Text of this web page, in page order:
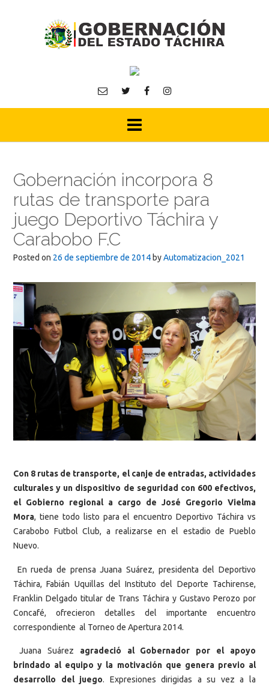
Gobernación incorpora 8
rutas de transporte para
juego Deportivo Táchira y
Carabobo F.C
Posted on 26 de septiembre de 2014 byAutomatizacion_2021
Con 8 rutas de transporte, el canje de entradas, actividades
culturales y un dispositivo de seguridad con 600 efectivos,
el Gobierno regional a cargo de José Gregorio Vielma
Mora, tiene todo listo para el encuentro Deportivo Táchira vs
Carabobo Futbol Club, a realizarse en el estadio de Pueblo
Nuevo.
En rueda de prensa Juana Suárez, presidenta del Deportivo
Táchira, Fabián Uquillas del Instituto del Deporte Tachirense,
Franklin Delgado titular de Trans Táchira y Gustavo Perozo por
Concafé, ofrecieron detalles del importante encuentro
correspondiente al Torneo de Apertura 2014.
Juana Suárez agradeció al Gobernador por el apoyo
brindado al equipo y la motivación que genera previo al
desarrollo del juego. Expresiones dirigidas a su vez a la